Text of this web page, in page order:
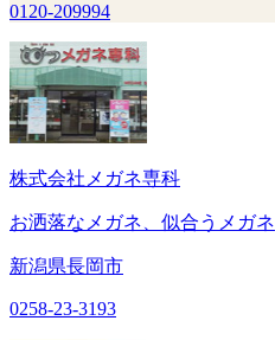
0120-209994
株式会社メガネ専科
お洒落なメガネ、似合うメガネ
新潟県長岡市
0258-23-3193